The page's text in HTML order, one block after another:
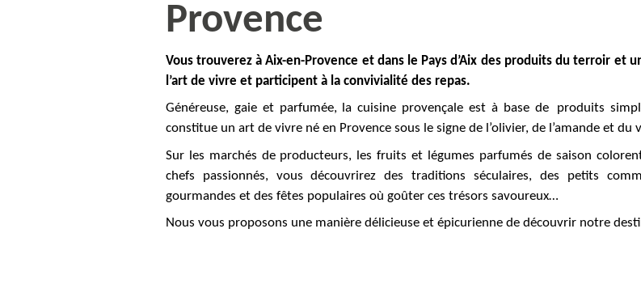
Provence
Vous trouverez à Aix-en-Provence et dans le Pays d’Aix des produits du terroir et
l’art de vivre et participent à la convivialité des repas.
Généreuse, gaie et parfumée, la cuisine provençale est à base de produits
constitue un art de vivre né en Provence sous le signe de l’olivier, de l’amande et du
Sur les marchés de producteurs, les fruits et légumes parfumés de saison
chefs passionnés, vous découvrirez des traditions séculaires, des petits
gourmandes et des fêtes populaires où goûter ces trésors savoureux…
Nous vous proposons une manière délicieuse et épicurienne de découvrir notre